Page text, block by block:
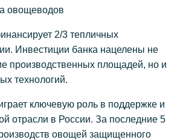
овощеводов
2/3 тепличных
Инвестиции банка нацелены не
производственных площадей, но и
технологий.
ключевую роль в поддержке и
отрасли в России. За последние 5
овощей защищенного